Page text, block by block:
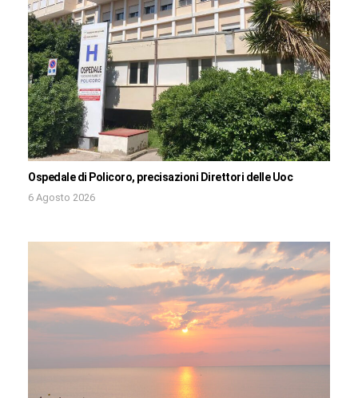
Ospedale di Policoro, precisazioni Direttori delle Uoc
6 Agosto 2026